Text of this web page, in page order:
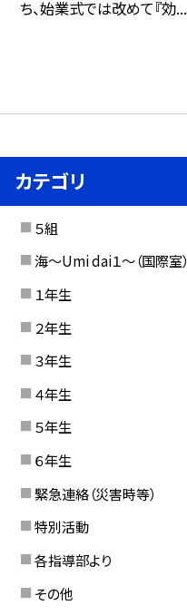
ち、始業式では改めて『効...
カテゴリ
５組
海〜Umi dai１〜（国際室）
１年生
２年生
３年生
４年生
５年生
６年生
緊急連絡（災害時等）
特別活動
各指導部より
その他